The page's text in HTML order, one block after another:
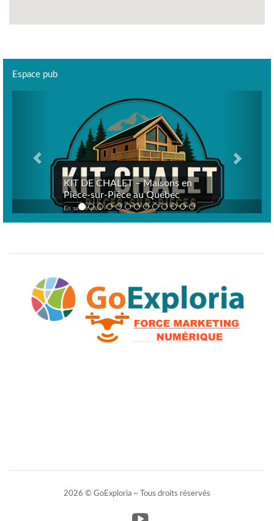
Espace pub
KIT DE CHALET – Maisons en
Pièce-sur-Pièce au Québec
En savoir plus >
2026 © GoExploria ~ Tous droits réservés